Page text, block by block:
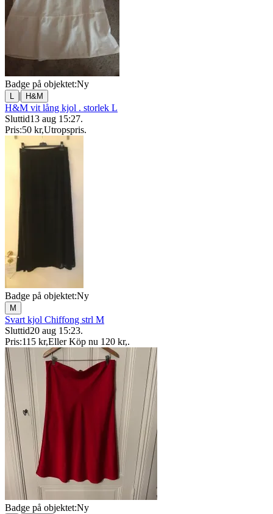
Badge på objektet:Ny
L | H&M
H&M vit lång kjol . storlek L
Sluttid13 aug 15:27.
Pris:50 kr,Utropspris.
Badge på objektet:Ny
M
Svart kjol Chiffong strl M
Sluttid20 aug 15:23.
Pris:115 kr,Eller Köp nu 120 kr,.
Badge på objektet:Ny